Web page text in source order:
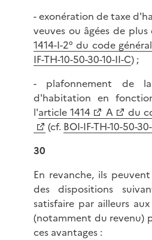
- exonération de taxe
veuves ou âgées de
1414-I-2° du code
IF-TH-10-50-30-10-II-C) ;
- plafonnement de
d'habitation en
l'article 1414 A
du
(cf. BOI-IF-TH-10-50-
30
En revanche, ils
des dispositions
satisfaire par ailleurs
(notamment du revenu)
ces avantages :